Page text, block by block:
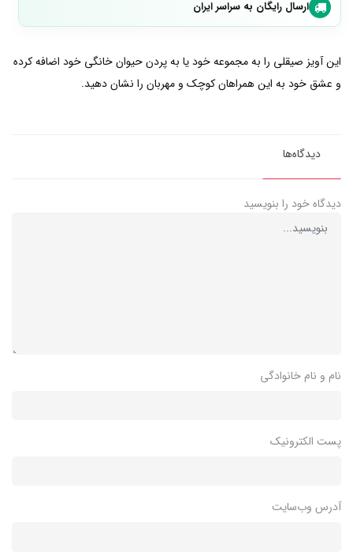
ارسال رایگان به سراسر ایران
این آویز صیقلی را به مجموعه خود یا به پردن حیوان خانگی خود اضافه کرده
و عشق خود به این همراهان کوچک و مهربان را نشان دهید.
دیدگاه‌ها
دیدگاه خود را بنویسید
نام و نام خانوادگی
پست الکترونیک
آدرس وب‌سایت